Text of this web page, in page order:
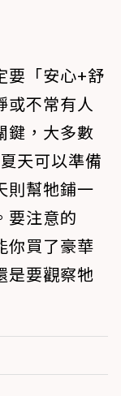
要「安心+舒
或不常有人
鍵，大多數
天可以準備
則幫牠鋪一
要注意的
你買了豪華
是要觀察牠